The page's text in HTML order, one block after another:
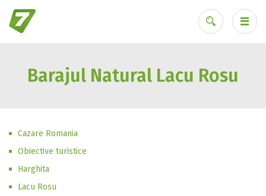
Ai uitat parola?
Barajul Natural Lacu Rosu
Cazare Romania
Obiective turistice
Harghita
Lacu Rosu